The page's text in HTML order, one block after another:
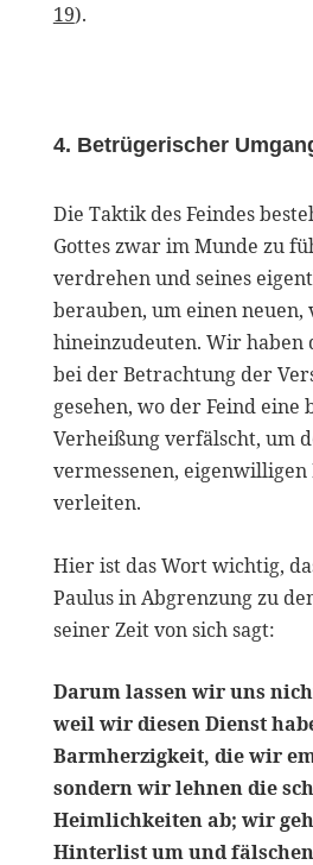
19).
4. Betrügerischer
Die Taktik des Feindes
Gottes zwar im Munde zu
verdrehen und seines
berauben, um einen neuen,
hineinzudeuten. Wir haben
bei der Betrachtung der
gesehen, wo der Feind eine
Verheißung verfälscht, um
vermessenen,
verleiten.
Hier ist das Wort wichtig,
Paulus in Abgrenzung zu
seiner Zeit von sich sagt:
Darum lassen wir uns
weil wir diesen Dienst
Barmherzigkeit, die wir
sondern wir lehnen die
Heimlichkeiten ab; wir
Hinterlist um und